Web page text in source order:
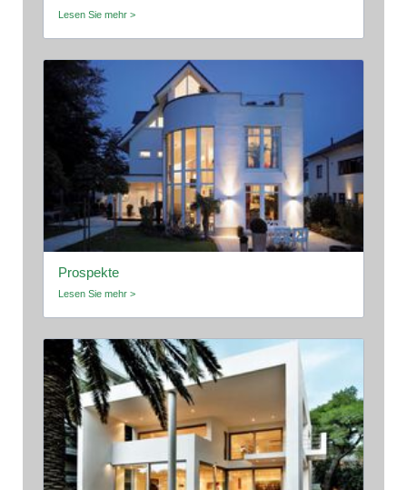
Lesen Sie mehr >
Prospekte
Lesen Sie mehr >